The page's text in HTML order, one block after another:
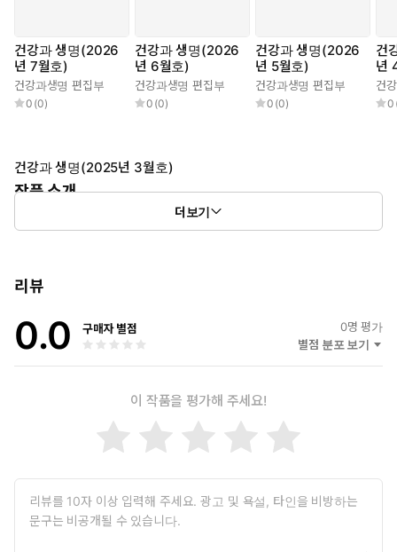
건강과 생명(2026
년 7월호)
건강과생명 편집부
0 (0)
건강과 생명(2026
년 6월호)
건강과생명 편집부
0 (0)
건강과 생명(2026
년 5월호)
건강과생명 편집부
0 (0)
건
년
건
0
건강과 생명(2025년 3월호)
작품 소개
『건강과 생명』은 건강과생명 출판사에서 편찬한 잡지이다
더보기
리뷰
0.0 구매자 별점 0명 평가
별점 분포 보기
이 작품을 평가해 주세요!